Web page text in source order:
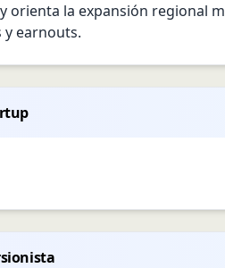
orienta la expansión regional
earnouts.